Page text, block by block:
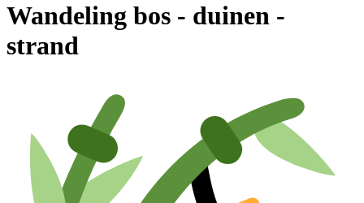
Wandeling bos - duinen -
strand